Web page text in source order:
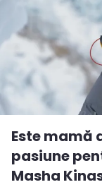
Este mamă
pasiune
Masha